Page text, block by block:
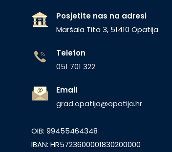
Posjetite nas na adresi
Maršala Tita 3, 51410 Opatija
Telefon
051 701 322
Email
grad.opatija@opatija.hr
OIB: 99455464348
IBAN: HR5723600001830200000